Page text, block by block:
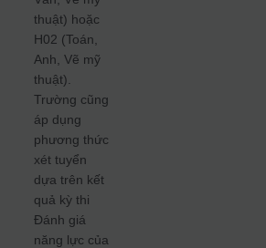
thuật) hoặc
H02 (Toán,
Anh, Vẽ mỹ
thuật).
Trường cũng
áp dụng
phương thức
xét tuyển
dựa trên kết
quả kỳ thi
Đánh giá
năng lực của